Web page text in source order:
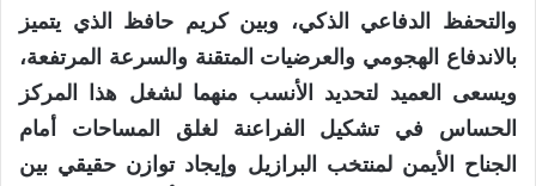
والتحفظ الدفاعي الذكي، وبين كريم حافظ الذي يتميز
بالاندفاع الهجومي والعرضيات المتقنة والسرعة المرتفعة،
ويسعى العميد لتحديد الأنسب منهما لشغل هذا المركز
الحساس في تشكيل الفراعنة لغلق المساحات أمام
الجناح الأيمن لمنتخب البرازيل وإيجاد توازن حقيقي بين